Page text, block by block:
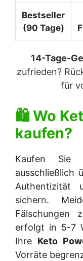
Bestseller
(90 Tage)
14-Tage-
zufrieden?
für
🛍 Wo
kaufen?
Kaufen Sie
ausschließlich
Authentizität
sichern.
Fälschungen
erfolgt in 5-7
Ihre Keto
Vorräte